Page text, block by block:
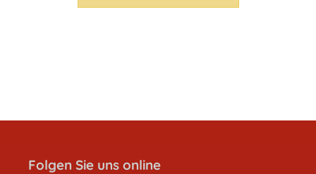
Folgen Sie uns online